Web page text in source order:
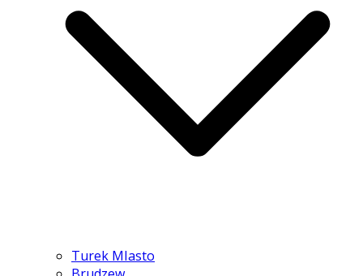
Turek MIasto